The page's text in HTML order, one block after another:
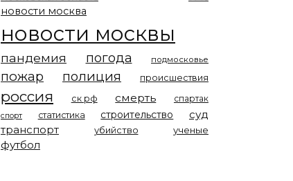
новости москва
новости москвы
пандемия погода подмосковье
пожар полиция происшествия
россия ск рф смерть спартак
спорт статистика строительство
суд
транспорт
убийство ученые
футбол